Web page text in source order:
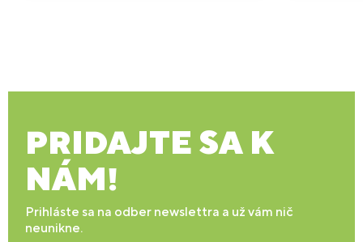
PRIDAJTE SA K
NÁM!
Prihláste sa na odber newslettra a už vám nič
neunikne.